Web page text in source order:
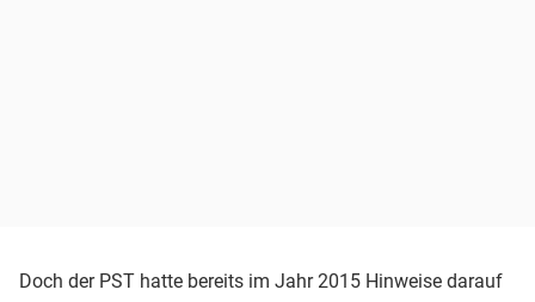
Doch der PST hatte bereits im Jahr 2015 Hinweise darauf